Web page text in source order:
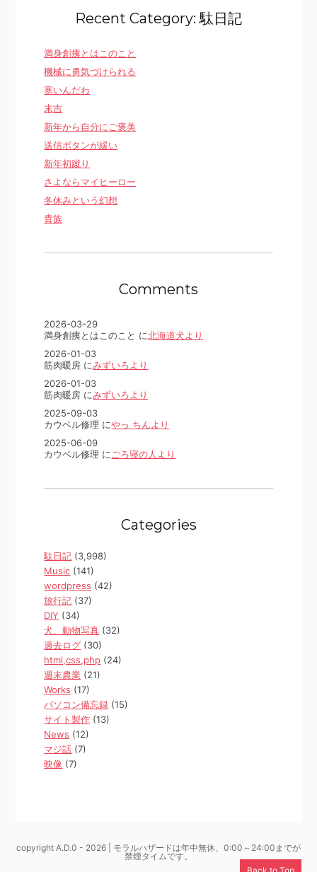
Recent Category: 駄日記
満身創痍とはこのこと
機械に勇気づけられる
寒いんだわ
末吉
新年から自分にご褒美
送信ボタンが緩い
新年初蹴り
さよならマイヒーロー
冬休みという幻想
貴族
Comments
2026-03-29
満身創痍とはこのこと に北海道犬より
2026-01-03
筋肉暖房 にみずいろより
2026-01-03
筋肉暖房 にみずいろより
2025-09-03
カウベル修理 にやっ ちんより
2025-06-09
カウベル修理 に ごろ寝の人より
Categories
駄日記 (3,998)
Music (141)
wordpress (42)
旅行記 (37)
DIY (34)
犬、動物写真 (32)
過去ログ (30)
html,css,php (24)
週末農業 (21)
Works (17)
パソコン備忘録 (15)
サイト製作 (13)
News (12)
マジ話 (7)
映像 (7)
copyright A.D.0 - 2026 | モラルハザードは年中無休、0:00～24:00までが
禁煙タイムです。